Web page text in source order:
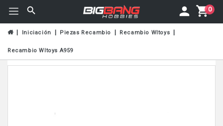
0
Iniciación Piezas Recambio Recambio Wltoys
Recambio Wltoys A959